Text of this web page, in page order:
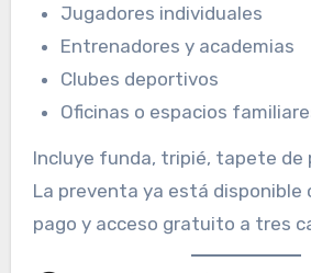
Jugadores individuales
Entrenadores y academias
Clubes deportivos
Oficinas o espacios
Incluye funda, tripié, tapete de
La preventa ya está disponible
pago y acceso gratuito a tres